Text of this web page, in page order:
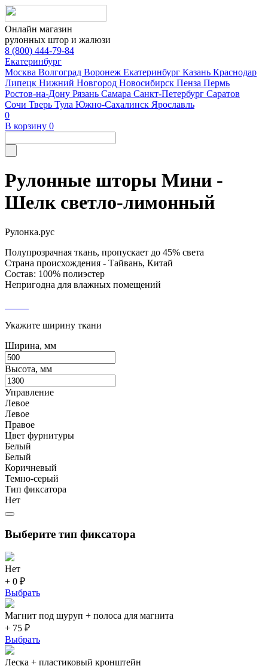
Онлайн магазин
рулонных штор и жалюзи
8 (800) 444-79-84
Екатеринбург
Москва Волгоград Воронеж Екатеринбург Казань Краснодар
Липецк Нижний Новгород Новосибирск Пенза Пермь
Ростов-на-Дону Рязань Самара Санкт-Петербург Саратов
Сочи Тверь Тула Южно-Сахалинск Ярославль
0
В корзину 0
Рулонные шторы Мини -
Шелк светло-лимонный
Рулонка.рус
Полупрозрачная ткань, пропускает до 45% света
Страна происхождения - Тайвань, Китай
Состав: 100% полиэстер
Непригодна для влажных помещений
Укажите ширину ткани
Ширина, мм
Высота, мм
Управление
Левое
Левое
Правое
Цвет фурнитуры
Белый
Белый
Коричневый
Темно-серый
Тип фиксатора
Нет
Выберите тип фиксатора
Нет
+ 0 ₽
Выбрать
Магнит под шуруп + полоса для магнита
+ 75 ₽
Выбрать
Леска + пластиковый кронштейн